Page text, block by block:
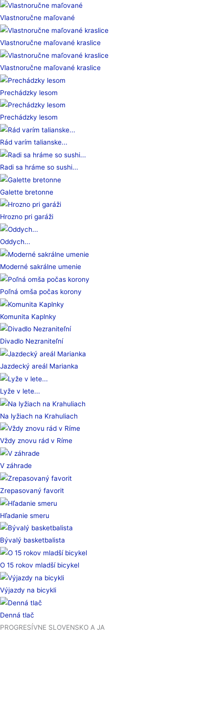
Vlastnoručne maľované
Vlastnoručne maľované kraslice
Vlastnoručne maľované kraslice
Prechádzky lesom
Prechádzky lesom
Rád varím talianske...
Radi sa hráme so sushi...
Galette bretonne
Hrozno pri garáži
Oddych...
Moderné sakrálne umenie
Poľná omša počas korony
Komunita Kaplnky
Divadlo Nezraniteľní
Jazdecký areál Marianka
Lyže v lete...
Na lyžiach na Krahuliach
Vždy znovu rád v Ríme
V záhrade
Zrepasovaný favorit
Hľadanie smeru
Bývalý basketbalista
O 15 rokov mladší bicykel
Výjazdy na bicykli
Denná tlač
PROGRESÍVNE SLOVENSKO A JA